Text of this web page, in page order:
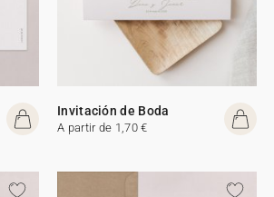
Invitación de Boda
A partir de 1,70 €